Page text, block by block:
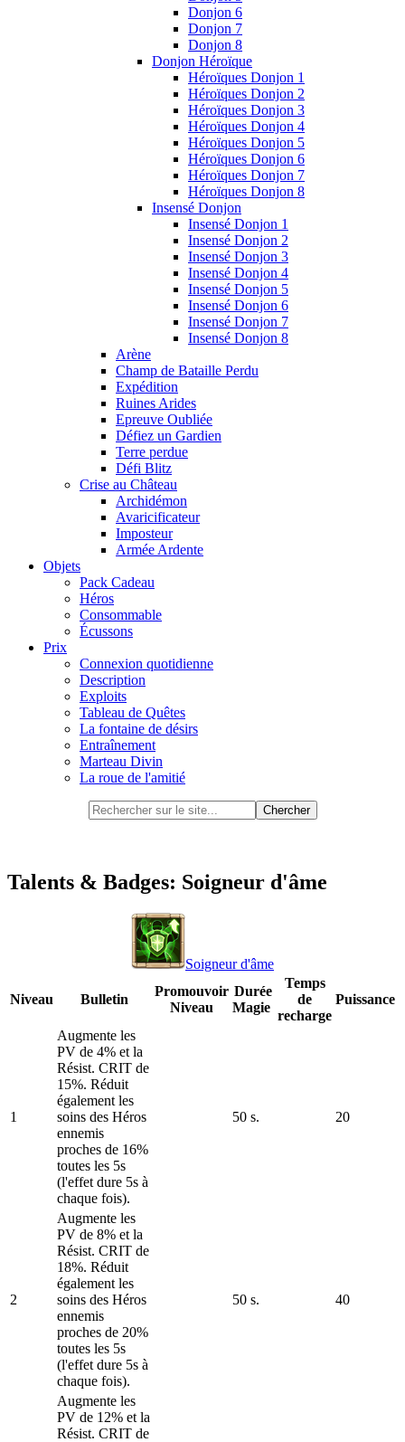
Donjon 6
Donjon 7
Donjon 8
Donjon Héroïque
Héroïques Donjon 1
Héroïques Donjon 2
Héroïques Donjon 3
Héroïques Donjon 4
Héroïques Donjon 5
Héroïques Donjon 6
Héroïques Donjon 7
Héroïques Donjon 8
Insensé Donjon
Insensé Donjon 1
Insensé Donjon 2
Insensé Donjon 3
Insensé Donjon 4
Insensé Donjon 5
Insensé Donjon 6
Insensé Donjon 7
Insensé Donjon 8
Arène
Champ de Bataille Perdu
Expédition
Ruines Arides
Epreuve Oubliée
Défiez un Gardien
Terre perdue
Défi Blitz
Crise au Château
Archidémon
Avaricificateur
Imposteur
Armée Ardente
Objets
Pack Cadeau
Héros
Consommable
Écussons
Prix
Connexion quotidienne
Description
Exploits
Tableau de Quêtes
La fontaine de désirs
Entraînement
Marteau Divin
La roue de l'amitié
Talents & Badges: Soigneur d'âme
Soigneur d'âme
Niveau Bulletin
Promouvoir
Niveau
Durée
Magie
Temps
de
recharge
Puissance
1
Augmente les
PV de 4% et la
Résist. CRIT de
15%. Réduit
également les
soins des Héros
ennemis
proches de 16%
toutes les 5s
(l'effet dure 5s à
chaque fois).
50 s. 20
2
Augmente les
PV de 8% et la
Résist. CRIT de
18%. Réduit
également les
soins des Héros
ennemis
proches de 20%
toutes les 5s
(l'effet dure 5s à
chaque fois).
50 s. 40
Augmente les
PV de 12% et la
Résist. CRIT de